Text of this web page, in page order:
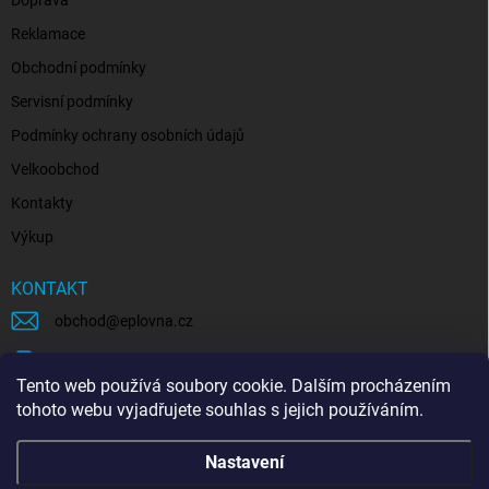
Tento web používá soubory cookie. Dalším procházením
tohoto webu vyjadřujete souhlas s jejich používáním.
Nastavení
Reklamace
Obchodní podmínky
Servisní podmínky
Podmínky ochrany osobních údajů
Velkoobchod
Kontakty
Výkup
KONTAKT
obchod @eplovna.cz
eplovna.cz